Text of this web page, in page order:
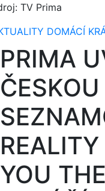
TV Prima
DOMÁCÍ
PRIMA
YOU